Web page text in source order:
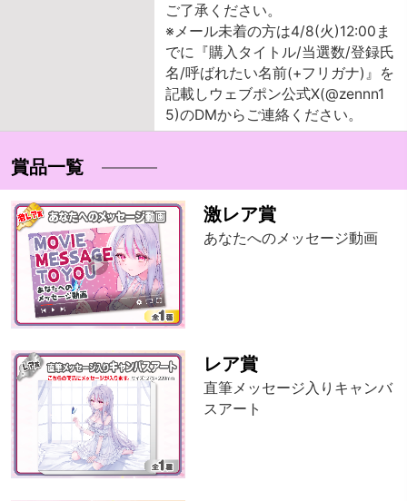
ご了承ください。
※メール未着の方は4/8(火)12:00ま
でに『購入タイトル/当選数/登録氏
名/呼ばれたい名前(+フリガナ)』を
記載しウェブポン公式X(@zennn1
5)のDMからご連絡ください。
賞品一覧
激レア賞
あなたへのメッセージ動画
レア賞
直筆メッセージ入りキャンバ
スアート